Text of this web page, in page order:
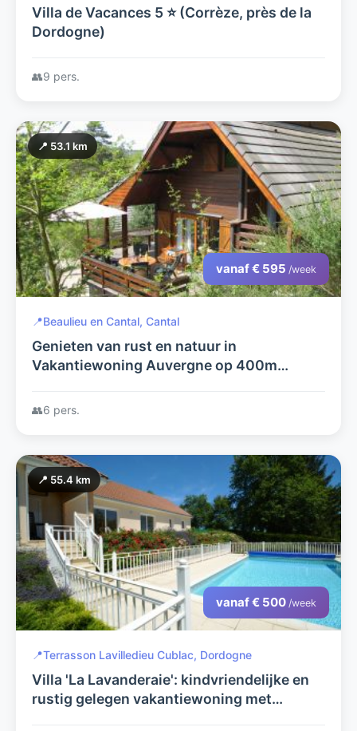
Villa de Vacances 5 ⭐ (Corrèze, près de la
Dordogne)
👥9 pers.
📍 53.1 km
vanaf € 595 /week
📍Beaulieu en Cantal, Cantal
Genieten van rust en natuur in
Vakantiewoning Auvergne op 400m
👥6 pers.
📍 55.4 km
vanaf € 500 /week
📍Terrasson Lavilledieu Cublac, Dordogne
Villa 'La Lavanderaie': kindvriendelijke en
rustig gelegen vakantiewoning met